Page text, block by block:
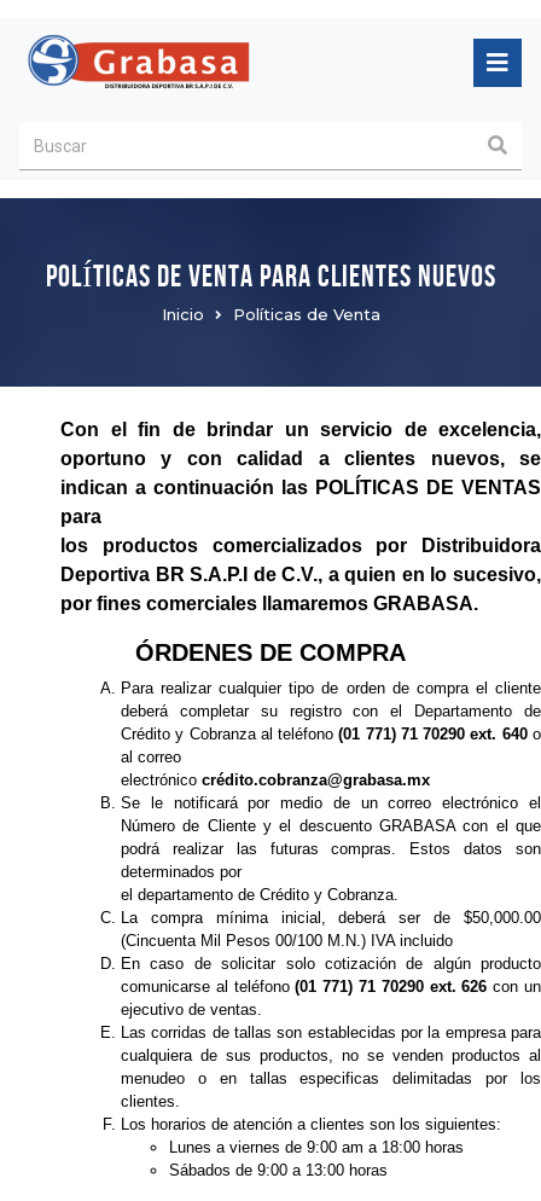
POLÍTICAS DE VENTA PARA CLIENTES NUEVOS
Inicio Políticas de Venta
Con el fin de brindar un servicio de excelencia,
oportuno y con calidad a clientes nuevos, se
indican a continuación las POLÍTICAS DE VENTAS
para
los productos comercializados por Distribuidora
Deportiva BR S.A.P.I de C.V., a quien en lo sucesivo,
por fines comerciales llamaremos GRABASA.
ÓRDENES DE COMPRA
Para realizar cualquier tipo de orden de compra el cliente
deberá completar su registro con el Departamento de
Crédito y Cobranza al teléfono (01 771) 71 70290 ext. 640o
al correo
electrónico crédito.cobranza@grabasa.mx
Se le notificará por medio de un correo electrónico el
Número de Cliente y el descuento GRABASA con el que
podrá realizar las futuras compras. Estos datos son
determinados por
el departamento de Crédito y Cobranza.
La compra mínima inicial, deberá ser de $50,000.00
(Cincuenta Mil Pesos 00/100 M.N.) IVA incluido
En caso de solicitar solo cotización de algún producto
comunicarse al teléfono(01 771) 71 70290 ext. 626 con un
ejecutivo de ventas.
Las corridas de tallas son establecidas por la empresa para
cualquiera de sus productos, no se venden productos al
menudeo o en tallas especificas delimitadas por los
clientes.
Los horarios de atención a clientes son los siguientes:
Lunes a viernes de 9:00 am a 18:00 horas
Sábados de 9:00 a 13:00 horas